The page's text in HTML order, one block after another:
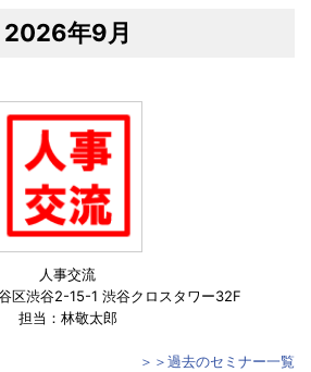
2026年9月
人事交流
区渋谷2-15-1 渋谷クロスタワー32F
担当：林敬太郎
＞＞過去のセミナー一覧